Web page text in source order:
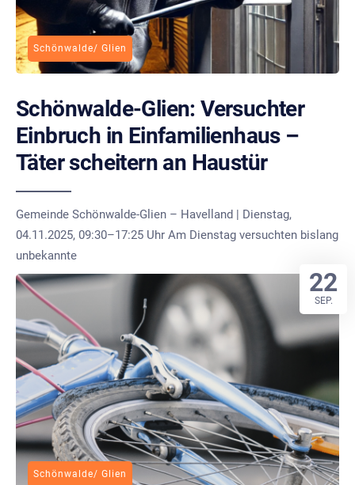
Schönwalde/ Glien
Schönwalde-Glien: Versuchter
Einbruch in Einfamilienhaus –
Täter scheitern an Haustür
Gemeinde Schönwalde-Glien – Havelland | Dienstag,
04.11.2025, 09:30–17:25 Uhr Am Dienstag versuchten bislang
unbekannte
Schönwalde/ Glien
22
SEP.